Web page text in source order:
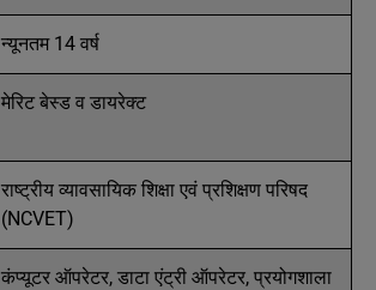
न्यूनतम 14 वर्ष
मेरिट बेस्ड व डायरेक्ट
राष्ट्रीय व्यावसायिक शिक्षा एवं प्रशिक्षण परिषद
(NCVET)
कंप्यूटर ऑपरेटर, डाटा एंट्री ऑपरेटर, प्रयोगशाला